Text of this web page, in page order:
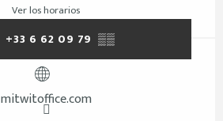
Ver los horarios
+33 6 62 09 79 ▒▒
mitwitoffice.com